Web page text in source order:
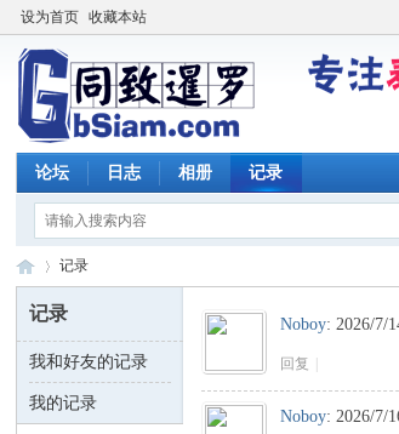
设为首页 收藏本站
论坛 日志 相册 记录
同 ›
记录
记录
我和好友的记录
我的记录
Noboy:2026/7/
回复
Noboy:2026/7/